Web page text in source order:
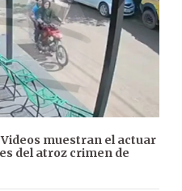
muestran el actuar
del atroz crimen de